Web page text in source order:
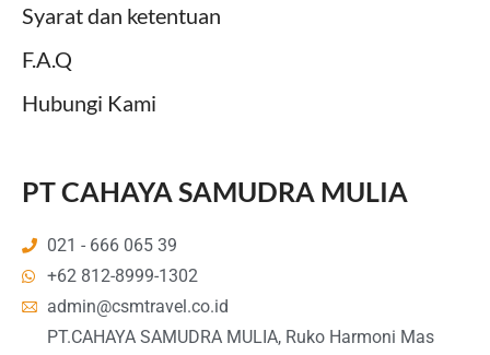
Syarat dan ketentuan
F.A.Q
Hubungi Kami
PT CAHAYA SAMUDRA MULIA
021 - 666 065 39
+62 812-8999-1302
admin@csmtravel.co.id
PT.CAHAYA SAMUDRA MULIA, Ruko Harmoni Mas